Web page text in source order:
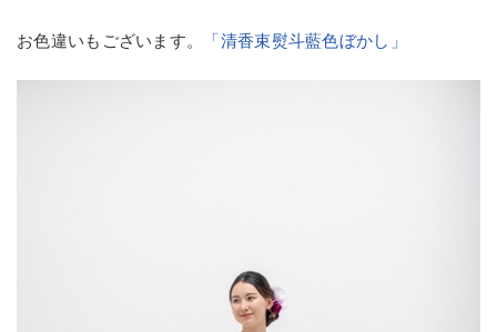
お色違いもございます。 「清香束熨斗藍色ぼかし」